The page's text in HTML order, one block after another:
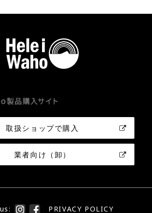
取扱ショップで購入
業者向け（卸）
PRIVACY POLICY